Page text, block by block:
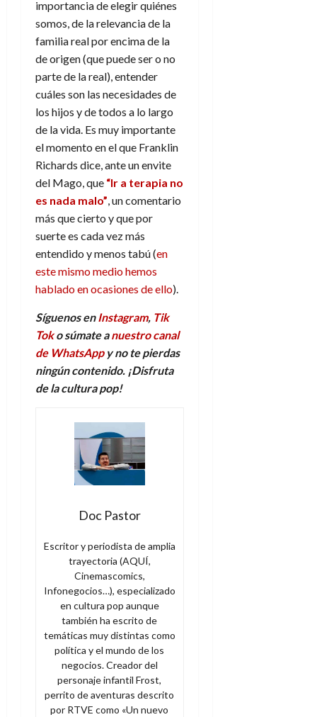
importancia de elegir quiénes
somos, de la relevancia de la
familia real por encima de la
de origen (que puede ser o no
parte de la real), entender
cuáles son las necesidades de
los hijos y de todos a lo largo
de la vida. Es muy importante
el momento en el que Franklin
Richards dice, ante un envite
del Mago, que “Ir a terapia no
es nada malo”, un comentario
más que cierto y que por
suerte es cada vez más
entendido y menos tabú (en
este mismo medio hemos
hablado en ocasiones de ello).
Síguenos enInstagram, Tik
Toko súmate anuestro canal
de WhatsAppy no te pierdas
ningún contenido. ¡Disfruta
de laculturapop!
Doc Pastor
Escritor y periodista de amplia
trayectoria (AQUÍ,
Cinemascomics,
Infonegocios…), especializado
en cultura pop aunque
también ha escrito de
temáticas muy distintas como
política y el mundo de los
negocios. Creador del
personaje infantil Frost,
perrito de aventuras descrito
por RTVE como «Un nuevo